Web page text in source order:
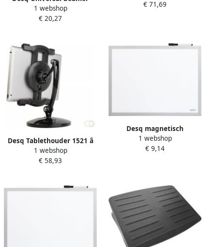
ceiling bracket 1575 â
1 webshop
€ 20,27
€ 71,69
Desq Tablethouder 1521 â
Tafel en Muurbevestiging
1 webshop
€ 58,93
Desq magnetisch
whiteboard ft 40 x 30 cm
1 webshop
€ 9,14